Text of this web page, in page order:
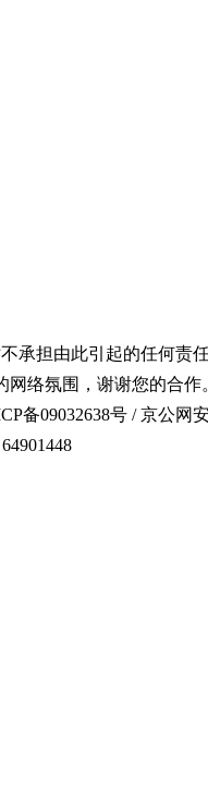
承担由此引起的任何责任
网络氛围，谢谢您的合作
备09032638号 / 京公网